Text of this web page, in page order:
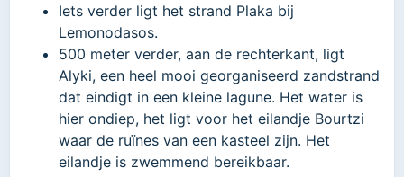
Iets verder ligt het strand Plaka bij
Lemonodasos.
500 meter verder, aan de rechterkant, ligt
Alyki, een heel mooi georganiseerd zandstrand
dat eindigt in een kleine lagune. Het water is
hier ondiep, het ligt voor het eilandje Bourtzi
waar de ruïnes van een kasteel zijn. Het
eilandje is zwemmend bereikbaar.